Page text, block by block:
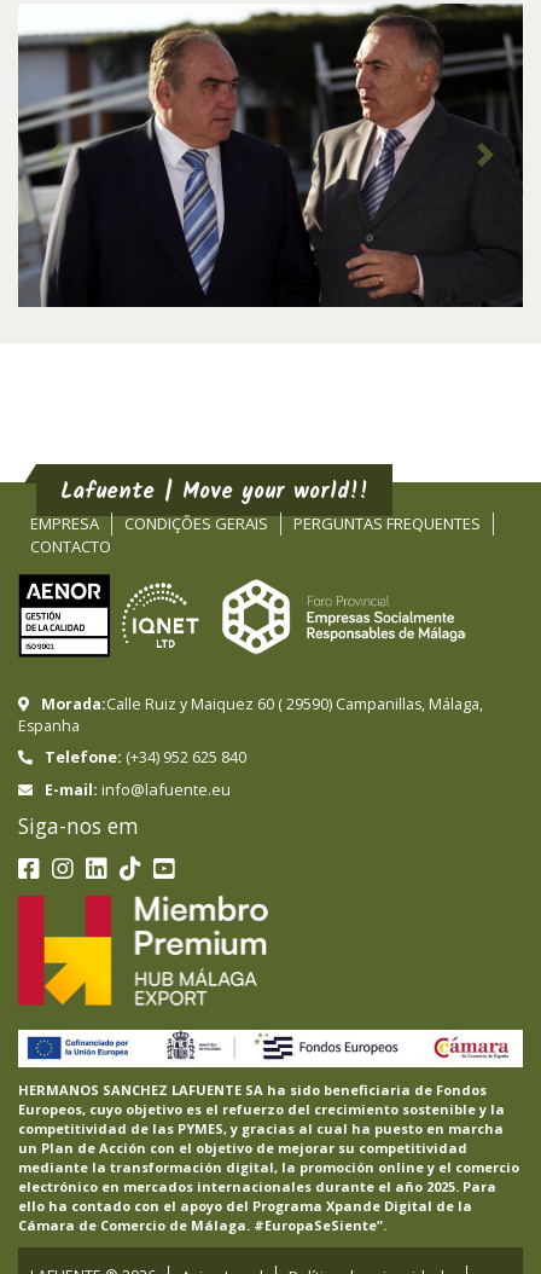
Anterior
Lafuente | Move your world!!
EMPRESA CONDIÇÕES GERAIS
PERGUNTAS FREQUENTES
CONTACTO
Morada:Calle Ruiz y Maiquez 60 (29590) Campanillas, Málaga,
Espanha
Telefone: (+34) 952 625 840
E-mail: info@lafuente.eu
Siga-nos em
HERMANOS SANCHEZ LAFUENTE SA ha sido beneficiaria de Fondos
Europeos, cuyo objetivo es el refuerzo del crecimiento sostenible y la
competitividad de las PYMES, y gracias al cual ha puesto en marcha
un Plan de Acción con el objetivo de mejorar su competitividad
mediante la transformación digital, la promoción online y el comercio
electrónico en mercados internacionales durante el año 2025. Para
ello ha contado con el apoyo del Programa Xpande Digital de la
Cámara de Comercio de Málaga. #EuropaSeSiente”.